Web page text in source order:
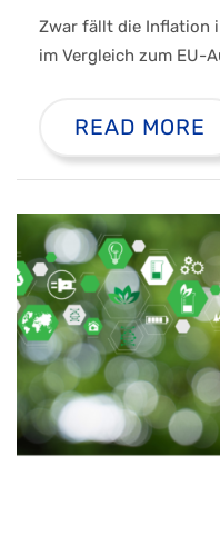
Zwar fällt die Inflation
im Vergleich zum EU-
READ MORE